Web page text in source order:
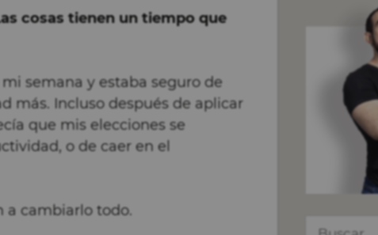
cosas tienen un tiempo que
semana y estaba seguro de
más. Incluso después de aplicar
que mis elecciones se
o de caer en el
a cambiarlo todo.